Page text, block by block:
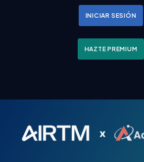
INICIAR SESIÓN
HAZTE PREMIUM